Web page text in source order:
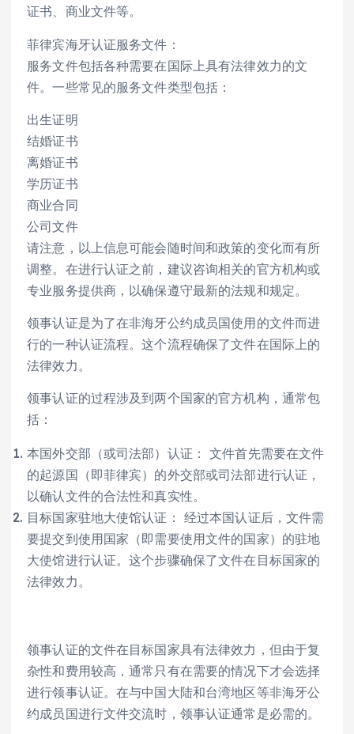
证书、商业文件等。
菲律宾海牙认证服务文件：
服务文件包括各种需要在国际上具有法律效力的文
件。一些常见的服务文件类型包括：
出生证明
结婚证书
离婚证书
学历证书
商业合同
公司文件
请注意，以上信息可能会随时间和政策的变化而有所
调整。在进行认证之前，建议咨询相关的官方机构或
专业服务提供商，以确保遵守最新的法规和规定。
领事认证是为了在非海牙公约成员国使用的文件而进
行的一种认证流程。这个流程确保了文件在国际上的
法律效力。
领事认证的过程涉及到两个国家的官方机构，通常包
括：
本国外交部（或司法部）认证： 文件首先需要在文件
的起源国（即菲律宾）的外交部或司法部进行认证，
以确认文件的合法性和真实性。
目标国家驻地大使馆认证： 经过本国认证后，文件需
要提交到使用国家（即需要使用文件的国家）的驻地
大使馆进行认证。这个步骤确保了文件在目标国家的
法律效力。
领事认证的文件在目标国家具有法律效力，但由于复
杂性和费用较高，通常只有在需要的情况下才会选择
进行领事认证。在与中国大陆和台湾地区等非海牙公
约成员国进行文件交流时，领事认证通常是必需的。